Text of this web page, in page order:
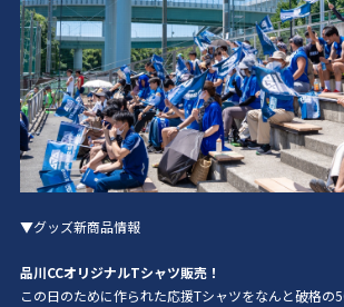
▼グッズ新商品情報
品川CCオリジナルTシャツ販売！
この日のために作られた応援Tシャツをなんと破格の